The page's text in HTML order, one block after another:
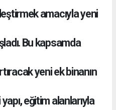
amacıyla yeni
Bu kapsamda
yeni ek binanın
yapı, eğitim alanlarıyla